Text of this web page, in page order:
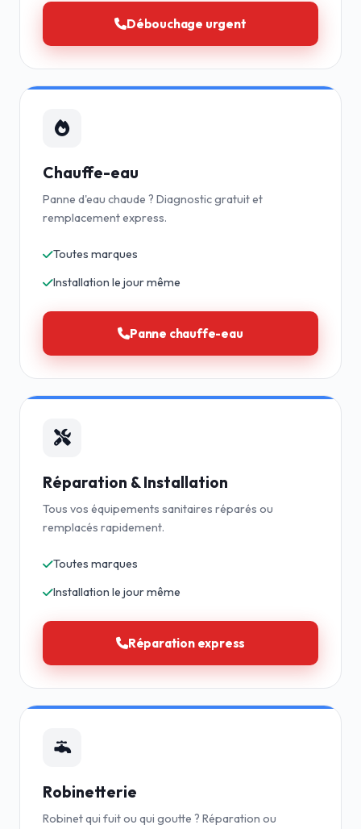
Débouchage urgent
Chauffe-eau
Panne d'eau chaude ? Diagnostic gratuit et
remplacement express.
Toutes marques
Installation le jour même
Panne chauffe-eau
Réparation & Installation
Tous vos équipements sanitaires réparés ou
remplacés rapidement.
Toutes marques
Installation le jour même
Réparation express
Robinetterie
Robinet qui fuit ou qui goutte ? Réparation ou